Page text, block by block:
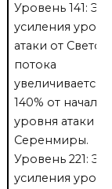
Уровень 141:
усиления
атаки от
потока
увеличивается
140% от
уровня атаки
Серенмиры.
Уровень 221:
усиления